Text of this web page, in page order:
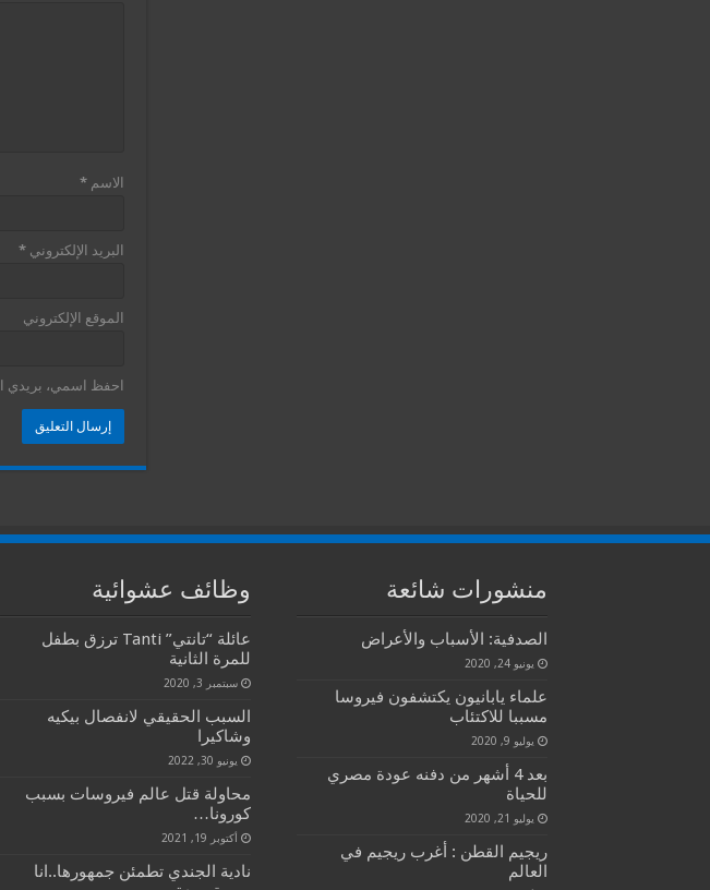
الاسم *
البريد الإلكتروني *
الموقع الإلكتروني
احفظ اسمي، بريدي
منشورات شائعة
الصدفية: الأسباب والأعراض
يونيو 24, 2020
علماء يابانيون يكتشفون فيروسا
مسببا للاكتئاب
يوليو 9, 2020
بعد 4 أشهر من دفنه عودة مصري
للحياة
يوليو 21, 2020
ريجيم القطن : أغرب ريجيم في
العالم
وظائف عشوائية
عائلة “تانتي” Tanti ترزق بطفل
للمرة الثانية
سبتمبر 3, 2020
السبب الحقيقي لانفصال بيكيه
وشاكيرا
يونيو 30, 2022
محاولة قتل عالم فيروسات بسبب
كورونا…
أكتوبر 19, 2021
نادية الجندي تطمئن جمهورها..انا